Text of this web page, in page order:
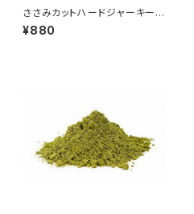
ささみカットハードジャーキー
約110g
¥880